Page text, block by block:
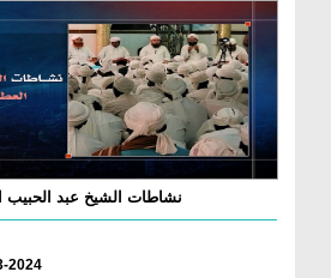
نشاطات الشيخ عبد الحبيب
2024